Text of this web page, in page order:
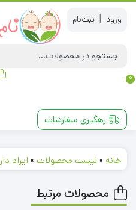
|
0
رهگیری سفارشات
خانه » لیست محصولات » ایراد دار
محصولات مرتبط